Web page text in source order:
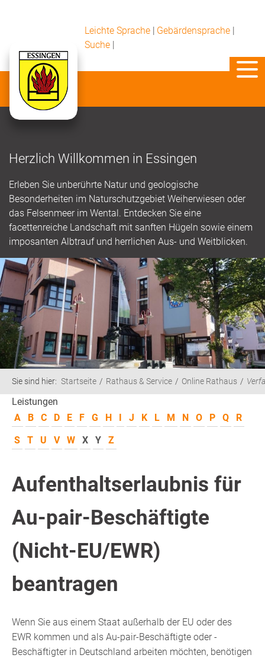
Leichte Sprache | Gebärdensprache |
Suche |
Herzlich Willkommen in Essingen
Erleben Sie unberührte Natur und geologische
Besonderheiten im Naturschutzgebiet Weiherwiesen oder
das Felsenmeer im Wental. Entdecken Sie eine
facettenreiche Landschaft mit sanften Hügeln sowie einem
imposanten Albtrauf und herrlichen Aus- und Weitblicken.
Sie sind hier: Startseite Rathaus & Service Online Rathaus
Leistungen
A
B C D E F G H I J K L M N O P Q
R
S
T U V W X Y Z
Aufenthaltserlaubnis für
Au-pair-Beschäftigte
(Nicht-EU/EWR)
beantragen
Wenn Sie aus einem Staat außerhalb der EU oder des
EWR kommen und als Au-pair-Beschäftigte oder -
Beschäftigter in Deutschland arbeiten möchten, benötigen